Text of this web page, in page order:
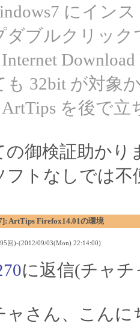
にインス
ダブルクリッ
Download
も 32bit が対象
を後で立
の御検証助かり
フトなしでは不
ArtTips Firefox14.01の環境
回)-(2012/09/03(Mon) 22:14:00)
に返信(チャ
ャさん、こんに